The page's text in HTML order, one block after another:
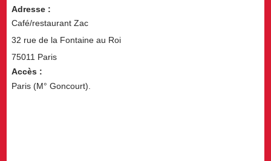
Adresse :
Café/restaurant Zac
32 rue de la Fontaine au Roi
75011 Paris
Accès :
Paris (M° Goncourt).